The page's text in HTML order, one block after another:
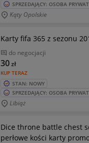
SPRZEDAJĄCY: OSOBA
Kąty Opolskie
Karty fifa 365 z sezonu
do negocjacji
KUP TERAZ
30zł
STAN: NOWY
SPRZEDAJĄCY: OSOBA
Libiąż
Dice throne battle chest
perłowe kości karty